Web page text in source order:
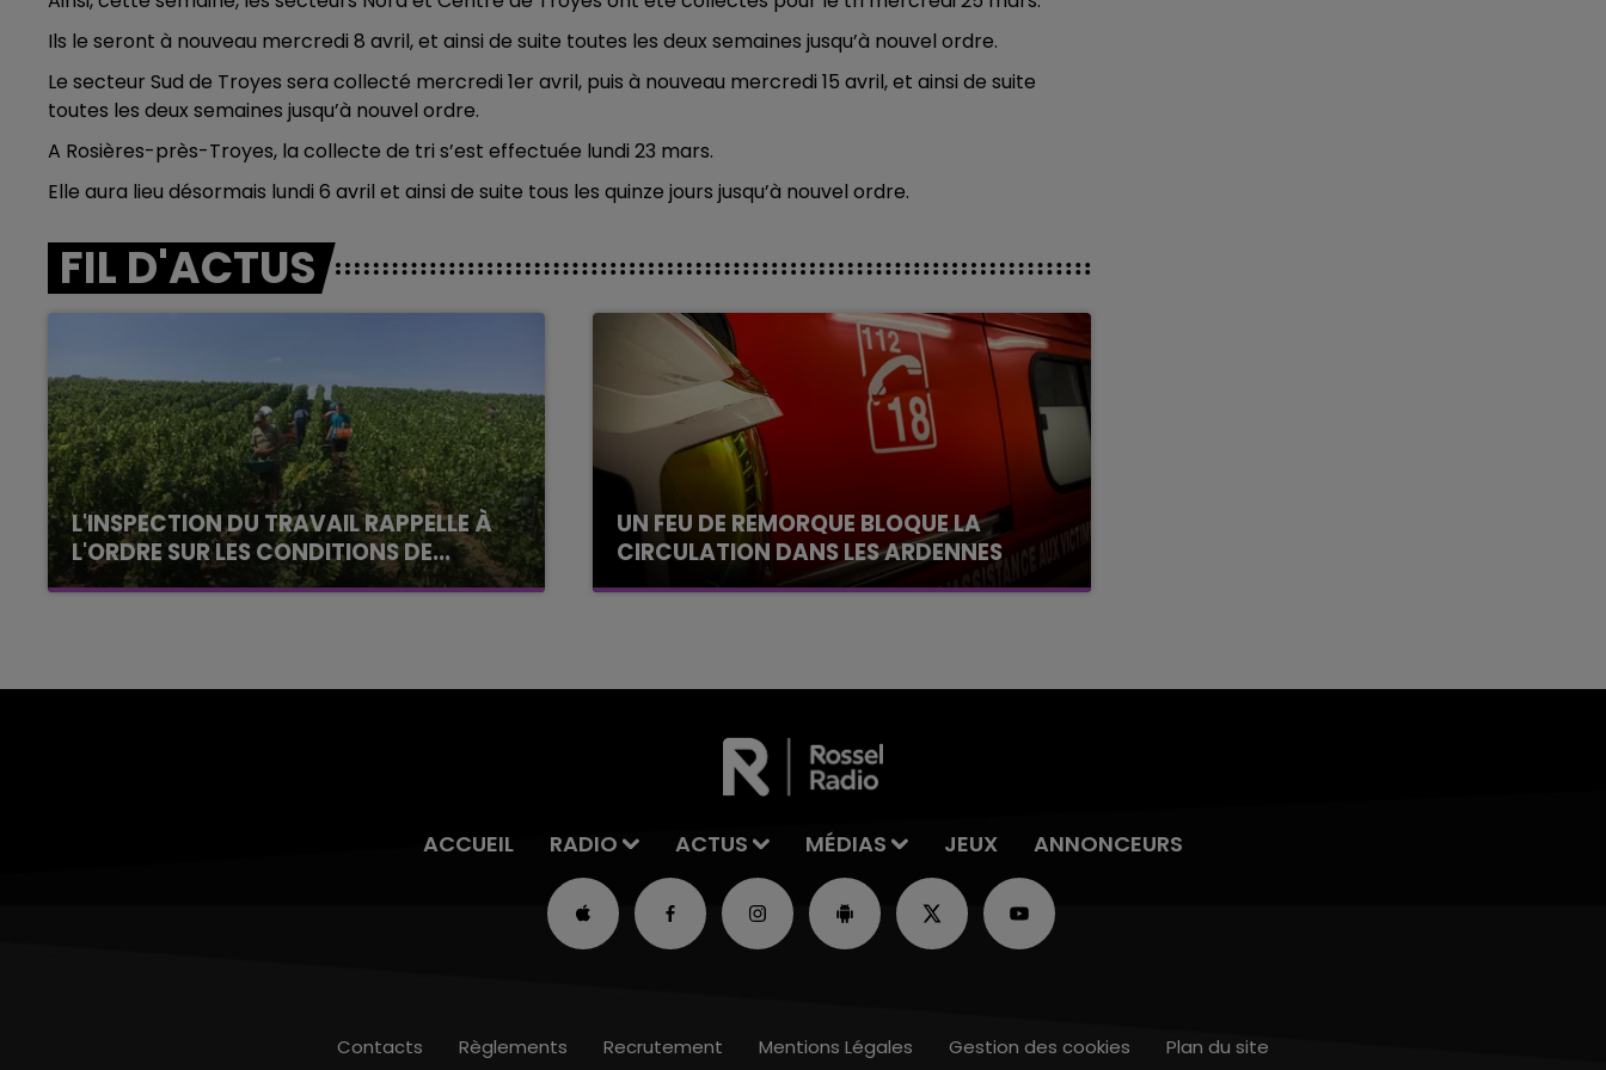
Ils le seront à nouveau mercredi 8 avril, et ainsi de suite toutes les deux semaines jusqu’à nouvel ordre.
Le secteur Sud de Troyes sera collecté mercredi 1er avril, puis à nouveau mercredi 15 avril, et ainsi de suite
toutes les deux semaines jusqu’à nouvel ordre.
A Rosières-près-Troyes, la collecte de tri s’est effectuée lundi 23 mars.
Elle aura lieu désormais lundi 6 avril et ainsi de suite tous les quinze jours jusqu’à nouvel ordre.
FIL D'ACTUS
L'INSPECTION DU TRAVAIL RAPPELLE À
L'ORDRE SUR LES CONDITIONS DE...
Alors que les dates de début des vendange
UN FEU DE REMORQUE BLOQUE LA
CIRCULATION DANS LES ARDENNES
Un feu de remorque s'est déclaré ce mercredi
ACCUEIL RADIO ACTUS MÉDIAS JEUX ANNONCEURS
Contacts Règlements Recrutement Mentions Légales Gestion des cookies Plan du site